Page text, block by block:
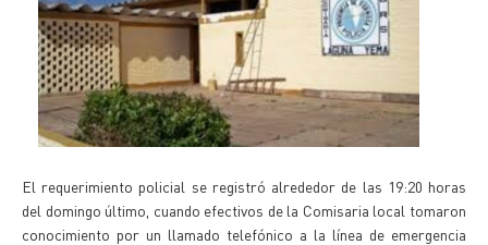
El requerimiento policial se registró alrededor de las 19:20 horas
del domingo último, cuando efectivos de la Comisaria local tomaron
conocimiento por un llamado telefónico a la línea de emergencia